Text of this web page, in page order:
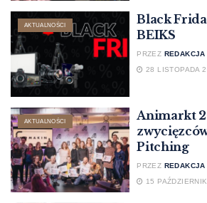
AKTUALNOŚCI
Black
BEIKS
PRZEZ REDAKCJA
28 LISTOPADA
AKTUALNOŚCI
Animarkt
Pitching
PRZEZ REDAKCJA
15